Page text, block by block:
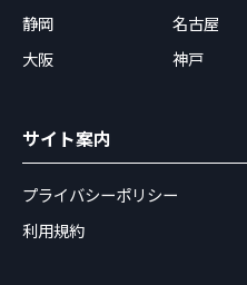
静岡
名古屋
大阪
神戸
サイト案内
プライバシーポリシー
利用規約